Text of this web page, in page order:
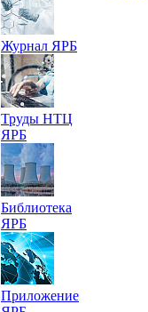
Журнал ЯРБ
Труды НТЦ
ЯРБ
Библиотека
ЯРБ
Приложение